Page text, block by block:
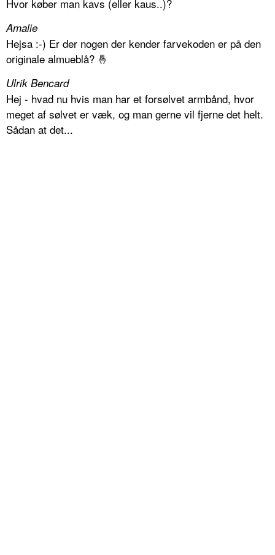
Hvor køber man kavs (eller kaus..)?
Amalie
Hejsa :-) Er der nogen der kender farvekoden er på den
originale almueblå? 🤞
Ulrik Bencard
Hej - hvad nu hvis man har et forsølvet armbånd, hvor
meget af sølvet er væk, og man gerne vil fjerne det helt.
Sådan at det...